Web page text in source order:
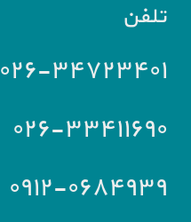
تلفن
۰۲۶-۳۴۷۲۳۴۰۱
۰۲۶-۳۳۴۱۱۶۹۰
۰۹۱۲-۰۶۸۴۹۳۹